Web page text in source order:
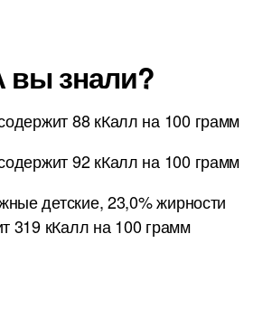
вы знали?
88 кКалл на 100 грамм
92 кКалл на 100 грамм
детские, 23,0% жирности
319 кКалл на 100 грамм